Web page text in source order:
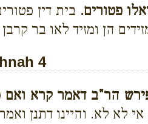
פטורים. בית דין
הן ומזיד לאו בר
4
הר"ב דאמר קרא ואם
לא לא. והיינו דתנן